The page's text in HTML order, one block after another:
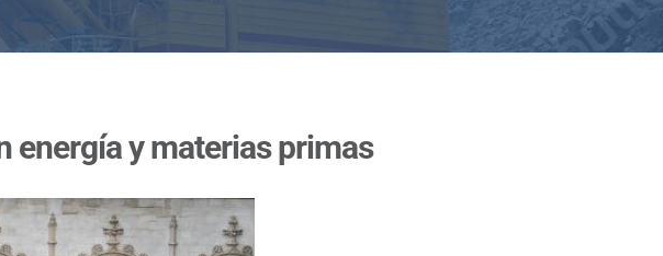
energía y materias primas